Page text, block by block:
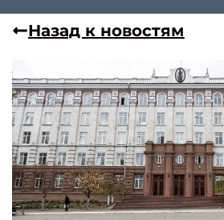
Назад к новостям